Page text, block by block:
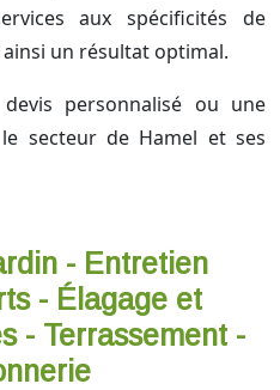
aux spécificités de
un résultat optimal.
personnalisé ou une
secteur de Hamel et ses
- Entretien
- Élagage et
- Terrassement -